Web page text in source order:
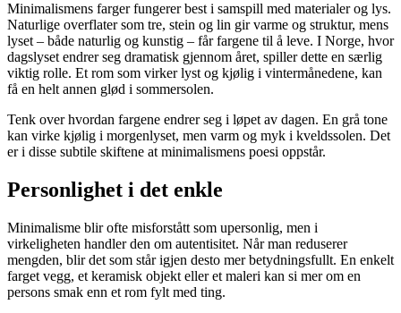
Minimalismens farger fungerer best i samspill med materialer og lys.
Naturlige overflater som tre, stein og lin gir varme og struktur, mens
lyset – både naturlig og kunstig – får fargene til å leve. I Norge, hvor
dagslyset endrer seg dramatisk gjennom året, spiller dette en særlig
viktig rolle. Et rom som virker lyst og kjølig i vintermånedene, kan
få en helt annen glød i sommersolen.
Tenk over hvordan fargene endrer seg i løpet av dagen. En grå tone
kan virke kjølig i morgenlyset, men varm og myk i kveldssolen. Det
er i disse subtile skiftene at minimalismens poesi oppstår.
Personlighet i det enkle
Minimalisme blir ofte misforstått som upersonlig, men i
virkeligheten handler den om autentisitet. Når man reduserer
mengden, blir det som står igjen desto mer betydningsfullt. En enkelt
farget vegg, et keramisk objekt eller et maleri kan si mer om en
persons smak enn et rom fylt med ting.